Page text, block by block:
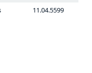
11.04.5599